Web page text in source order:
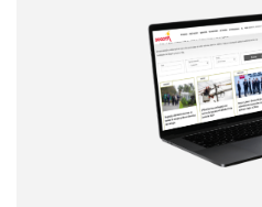
Correo electrónico
Tipo de comentario